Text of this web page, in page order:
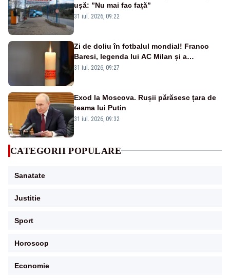
ușă: ”Nu mai fac față”
31 iul. 2026, 09:22
Zi de doliu în fotbalul mondial! Franco
Baresi, legenda lui AC Milan și a
naționalei Italiei, a murit
31 iul. 2026, 09:27
Exod la Moscova. Rușii părăsesc țara de
teama lui Putin
31 iul. 2026, 09:32
CATEGORII POPULARE
Sanatate
Justitie
Sport
Horoscop
Economie